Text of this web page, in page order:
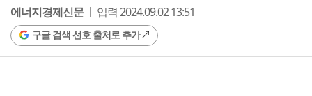
에너지경제신문
입력 2024.09.02 13:51
구글 검색 선호 출처로 추가